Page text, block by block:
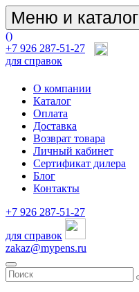
Меню и каталог
()
+7 926 287-51-27
для справок
О компании
Каталог
Оплата
Доставка
Возврат товара
Личный кабинет
Сертификат дилера
Блог
Контакты
+7 926 287-51-27
для справок
zakaz@mypens.ru